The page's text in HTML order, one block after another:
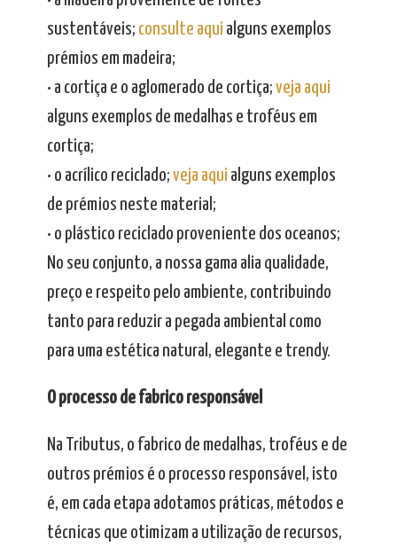
sustentáveis; consulte aqui alguns exemplos
prémios em madeira;
• a cortiça e o aglomerado de cortiça; veja aqui
alguns exemplos de medalhas e troféus em
cortiça;
• o acrílico reciclado; veja aqui alguns exemplos
de prémios neste material;
• o plástico reciclado proveniente dos oceanos;
No seu conjunto, a nossa gama alia qualidade,
preço e respeito pelo ambiente, contribuindo
tanto para reduzir a pegada ambiental como
para uma estética natural, elegante e trendy.
O processo de fabrico responsável
Na Tributus, o fabrico de medalhas, troféus e de
outros prémios é o processo responsável, isto
é, em cada etapa adotamos práticas, métodos e
técnicas que otimizam a utilização de recursos,